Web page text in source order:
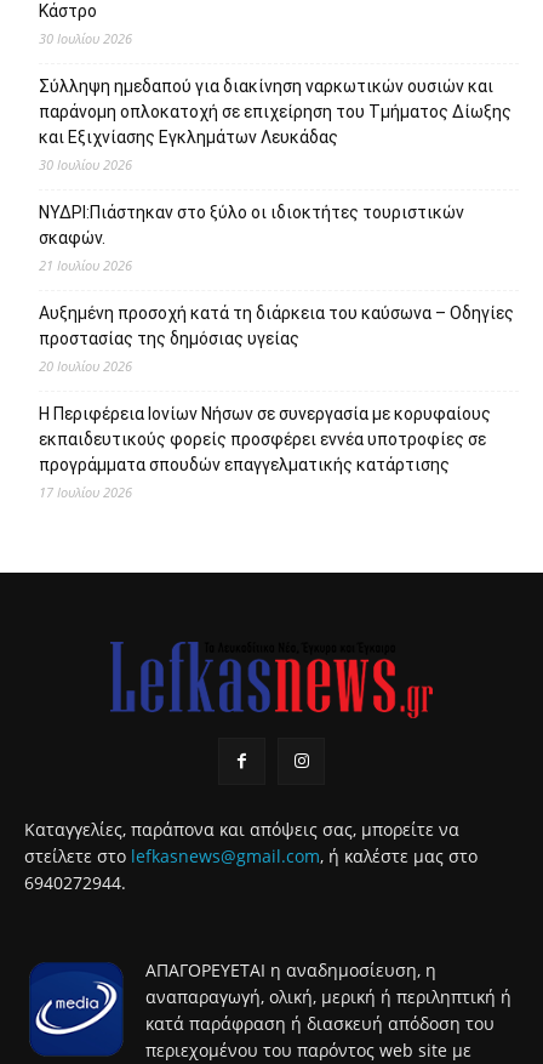
Κάστρο
30 Ιουλίου 2026
Σύλληψη ημεδαπού για διακίνηση ναρκωτικών ουσιών και
παράνομη οπλοκατοχή σε επιχείρηση του Τμήματος Δίωξης
και Εξιχνίασης Εγκλημάτων Λευκάδας
30 Ιουλίου 2026
ΝΥΔΡΙ:Πιάστηκαν στο ξύλο οι ιδιοκτήτες τουριστικών
σκαφών.
21 Ιουλίου 2026
Αυξημένη προσοχή κατά τη διάρκεια του καύσωνα – Οδηγίες
προστασίας της δημόσιας υγείας
20 Ιουλίου 2026
Η Περιφέρεια Ιονίων Νήσων σε συνεργασία με κορυφαίους
εκπαιδευτικούς φορείς προσφέρει εννέα υποτροφίες σε
προγράμματα σπουδών επαγγελματικής κατάρτισης
17 Ιουλίου 2026
Καταγγελίες, παράπονα και απόψεις σας, μπορείτε να
στείλετε στο lefkasnews@gmail.com, ή καλέστε μας στο
6940272944.
ΑΠΑΓΟΡΕΥΕΤΑΙ η αναδημοσίευση, η
αναπαραγωγή, ολική, μερική ή περιληπτική ή
κατά παράφραση ή διασκευή απόδοση του
περιεχομένου του παρόντος web site με